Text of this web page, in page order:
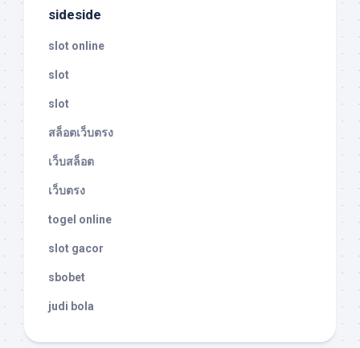
sideside
slot online
slot
slot
สล็อตเว็บตรง
เว็บสล็อต
เว็บตรง
togel online
slot gacor
sbobet
judi bola